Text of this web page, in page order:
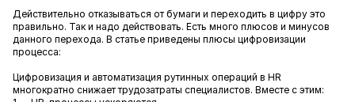
Действительно отказываться от бумаги и переходить в цифру это
правильно. Так и надо действовать. Есть много плюсов и минусов
данного перехода. В статье приведены плюсы цифровизации
процесса:
Цифровизация и автоматизация рутинных операций в HR
многократно снижает трудозатраты специалистов. Вместе с этим: